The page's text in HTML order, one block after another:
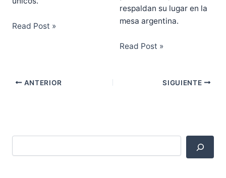
Read Post »
respaldan su lugar en la
mesa argentina.
Read Post »
ANTERIOR SIGUIENTE